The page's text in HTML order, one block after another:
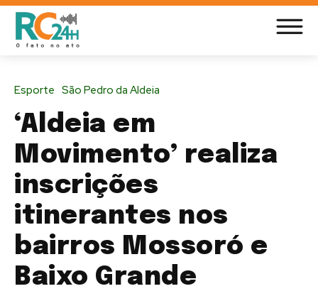
Esporte São Pedro da Aldeia
‘Aldeia em
Movimento’ realiza
inscrições
itinerantes nos
bairros Mossoró e
Baixo Grande